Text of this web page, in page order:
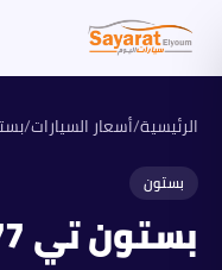
الرئيسية/أسعار السيارات/
بستون
بستونتي 77